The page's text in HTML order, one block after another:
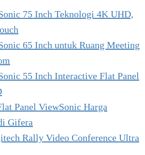
75 Inch Teknologi 4K UHD,
65 Inch untuk Ruang Meeting
55 Inch Interactive Flat Panel
Panel ViewSonic Harga
Gifera
Rally Video Conference Ultra